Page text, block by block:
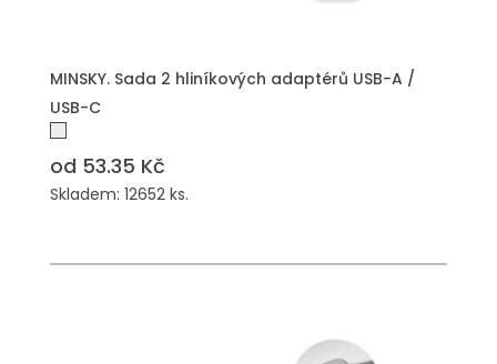
MINSKY. Sada 2 hliníkových adaptérů USB-A /
USB-C
od 53.35 Kč
Skladem: 12652 ks.